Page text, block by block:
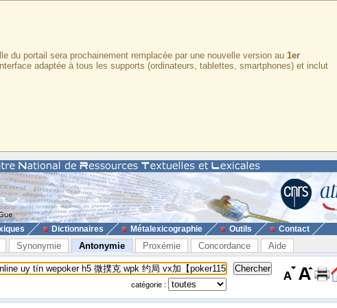
du portail sera prochainement remplacée par une nouvelle version au 1er
adaptée à tous les supports (ordinateurs, tablettes, smartphones) et inclut
Dictionnaires Métalexicographie Outils Contact
Synonymie Antonymie Proxémie Concordance Aide
catégorie :